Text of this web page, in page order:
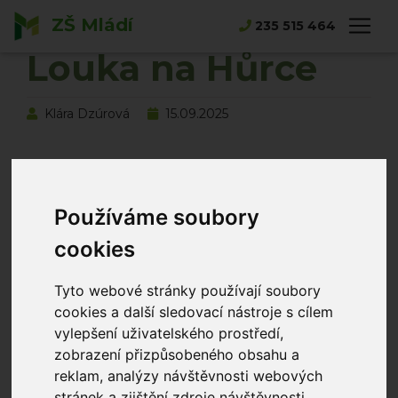
Používáme soubory
cookies
Tyto webové stránky používají soubory
cookies a další sledovací nástroje s cílem
vylepšení uživatelského prostředí,
zobrazení přizpůsobeného obsahu a
reklam, analýzy návštěvnosti webových
ZŠ Mládí 235 515 464
Hlavní strana Novinky Louka na Hůrce
Louka na Hůrce
Klára Dzúrová 15.09.2025
Na začátku září se naši druháčci zúčastnili naučného
programu „Louka na Hůrce“.